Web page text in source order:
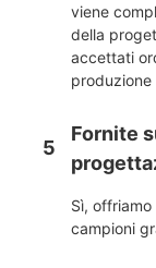
viene
della
accettati
5
Fornite
Sì,
campioni